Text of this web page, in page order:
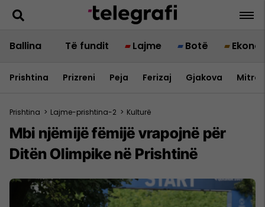
Ballina Të fundit Lajme Botë
Prishtina Prizreni Peja Ferizaj Gjakova
Prishtina > Lajme-prishtina-2 > Kulturë
​Mbi njëmijë fëmijë vrapojnë për
Ditën Olimpike në Prishtinë